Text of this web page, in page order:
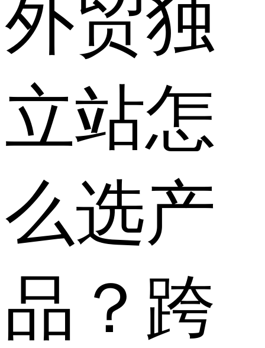
外贸独
立站怎
么选产
品？跨